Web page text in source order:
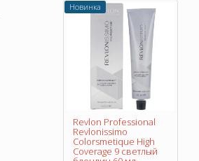
Новинка
Revlon Professional
Revlonissimo
Colorsmetique High
Coverage 9 светлый